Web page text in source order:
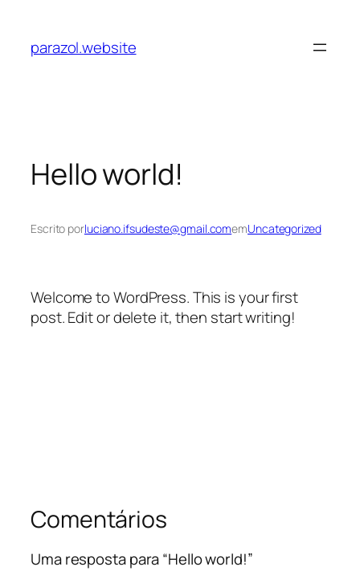
parazol.website
Hello world!
Escrito porluciano.ifsudeste@gmail.comemUncategorized
Welcome to WordPress. This is your first
post. Edit or delete it, then start writing!
Comentários
Uma resposta para “Hello world!”